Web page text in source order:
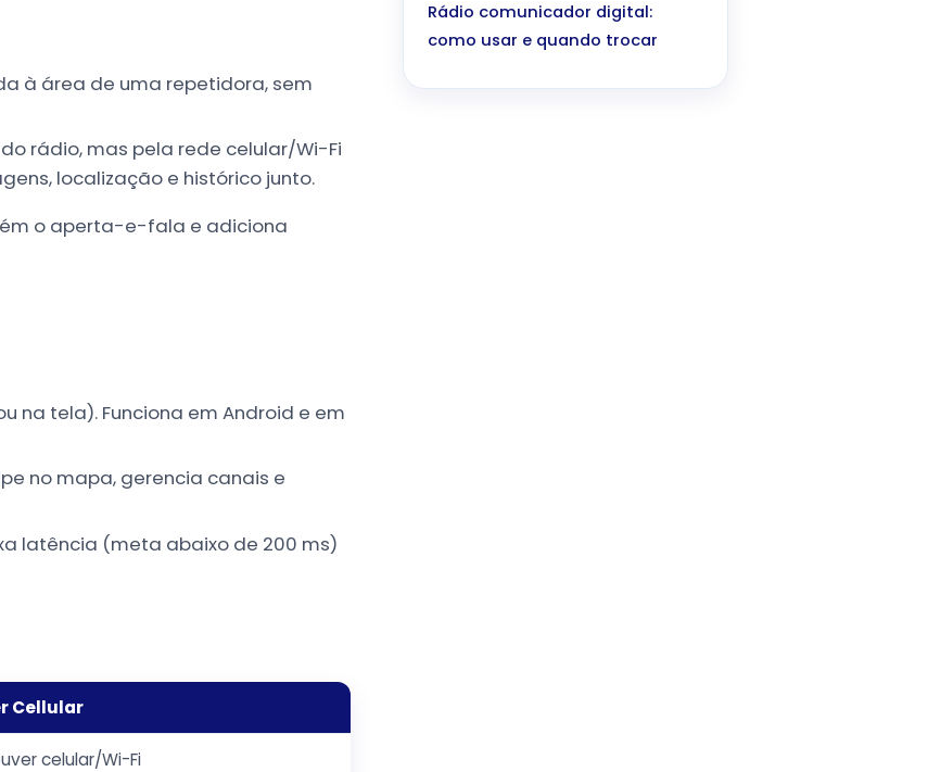
à área de uma repetidora, sem
rádio, mas pela rede celular/Wi-Fi
localização e histórico junto.
o aperta-e-fala e adiciona
na tela). Funciona em Android e em
no mapa, gerencia canais e
latência (meta abaixo de 200 ms)
Cellular
celular/Wi-Fi
Rádio comunicador digital:
como usar e quando trocar